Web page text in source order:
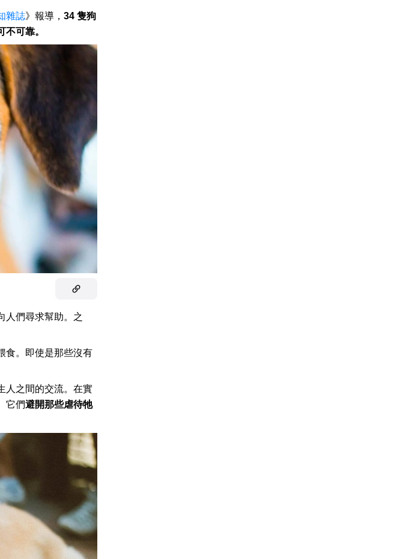
雜誌》報導， 34 隻狗
可靠。
人們尋求幫助。之
食。即使是那些沒有
人之間的交流。在實
它們避開那些虐待牠